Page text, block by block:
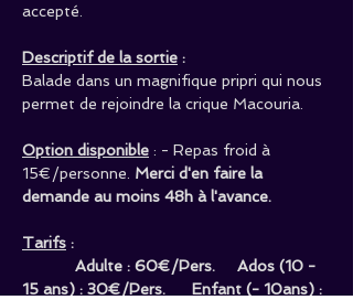
accepté.
Descriptif de la sortie :
Balade dans un magnifique pripri qui nous
permet de rejoindre la crique Macouria.
Option disponible : - Repas froid à
15€/personne. Merci d'en faire la
demande au moins 48h à l'avance.
Tarifs :
Adulte : 60€/Pers.     Ados (10 -
15 ans) : 30€/Pers.      Enfant (- 10ans) :